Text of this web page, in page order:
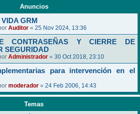
Anuncios
GRM
Auditor « 25 Nov 2024, 13:36
CONTRASEÑAS Y CIERRE DE
SEGURIDAD
Administrador « 30 Oct 2018, 23:10
para intervención en el
moderador « 24 Feb 2006, 14:43
Temas